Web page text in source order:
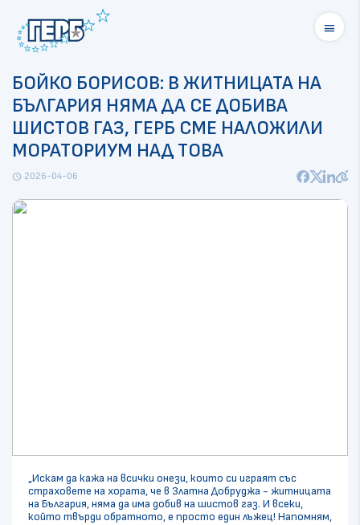
menu
БОЙКО БОРИСОВ: В ЖИТНИЦАТА НА
БЪЛГАРИЯ НЯМА ДА СЕ ДОБИВА
ШИСТОВ ГАЗ, ГЕРБ СМЕ НАЛОЖИЛИ
МОРАТОРИУМ НАД ТОВА
schedule 2026-04-06
„Искам да кажа на всички онези, които си играят със
страховете на хората, че в Златна Добруджа - житницата
на България, няма да има добив на шистов газ. И всеки,
който твърди обратното, е просто един лъжец! Напомням,